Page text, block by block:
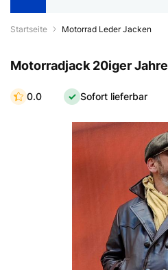
Startseite Motorrad Leder Jacken
Motorradjack 20iger
0.0 Sofort lieferbar